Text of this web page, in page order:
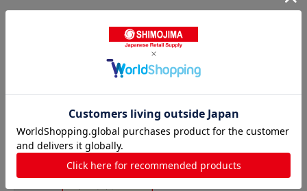
ローテーブルの人気商品との比較